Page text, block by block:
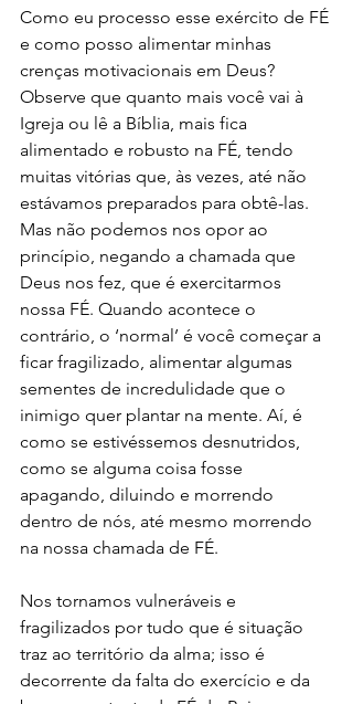
Como eu processo esse exército de FÉ
e como posso alimentar minhas
crenças motivacionais em Deus?
Observe que quanto mais você vai à
Igreja ou lê a Bíblia, mais fica
alimentado e robusto na FÉ, tendo
muitas vitórias que, às vezes, até não
estávamos preparados para obtê-las.
Mas não podemos nos opor ao
princípio, negando a chamada que
Deus nos fez, que é exercitarmos
nossa FÉ. Quando acontece o
contrário, o ‘normal’ é você começar a
ficar fragilizado, alimentar algumas
sementes de incredulidade que o
inimigo quer plantar na mente. Aí, é
como se estivéssemos desnutridos,
como se alguma coisa fosse
apagando, diluindo e morrendo
dentro de nós, até mesmo morrendo
na nossa chamada de FÉ.
Nos tornamos vulneráveis e
fragilizados por tudo que é situação
traz ao território da alma; isso é
decorrente da falta do exercício e da